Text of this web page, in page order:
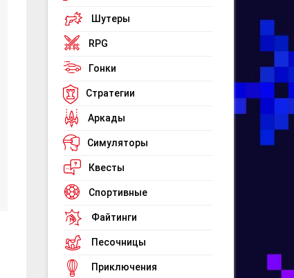
Шутеры
RPG
Гонки
Стратегии
Аркады
Симуляторы
Квесты
Спортивные
Файтинги
Песочницы
Приключения